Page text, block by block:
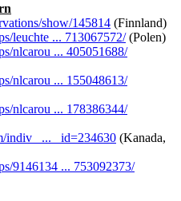
show/145814 (Finnland)
leuchte ... 713067572/(Polen)
nlcarou ... 405051688/
nlcarou ... 155048613/
nlcarou ... 178386344/
indiv_ ... _id=234630 (Kanada,
9146134 ... 753092373/